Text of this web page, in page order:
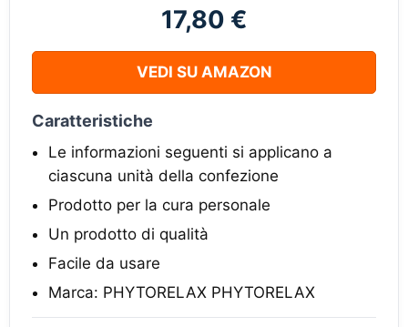
17,80 €
VEDI SU AMAZON
Caratteristiche
Le informazioni seguenti si applicano a
ciascuna unità della confezione
Prodotto per la cura personale
Un prodotto di qualità
Facile da usare
Marca: PHYTORELAX PHYTORELAX